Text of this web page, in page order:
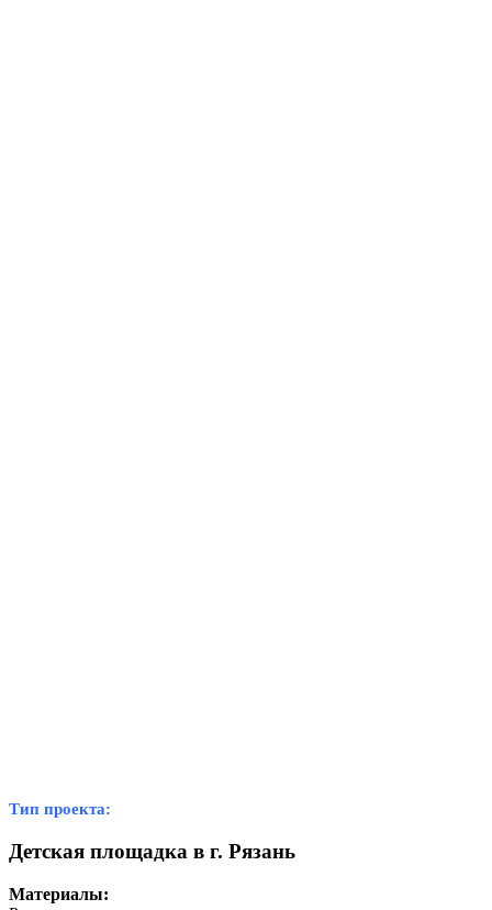
Тип проекта:
Детская площадка в г. Рязань
Материалы: